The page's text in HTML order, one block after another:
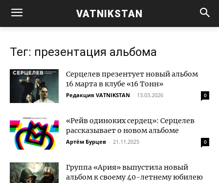
VATNIKSTAN
Тег: презентация альбома
Серцелев презентует новый альбом
16 марта в клубе «16 Тонн»
Редакция VATNIKSTAN - 13.03.2026 0
«Рейв одиноких сердец»: Серцелев
рассказывает о новом альбоме
Артём Бурцев - 21.11.2025 0
Группа «Ария» выпустила новый
альбом к своему 40-летнему юбилею